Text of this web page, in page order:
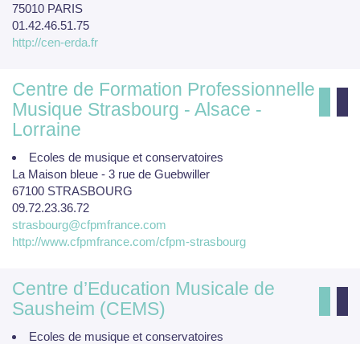
75010 PARIS
01.42.46.51.75
http://cen-erda.fr
Centre de Formation Professionnelle
Musique Strasbourg - Alsace -
Lorraine
Ecoles de musique et conservatoires
La Maison bleue - 3 rue de Guebwiller
67100 STRASBOURG
09.72.23.36.72
strasbourg@cfpmfrance.com
http://www.cfpmfrance.com/cfpm-strasbourg
Centre d’Education Musicale de
Sausheim (CEMS)
Ecoles de musique et conservatoires